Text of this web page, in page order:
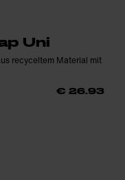
Uni
recyceltem Material mit
€ 26.93